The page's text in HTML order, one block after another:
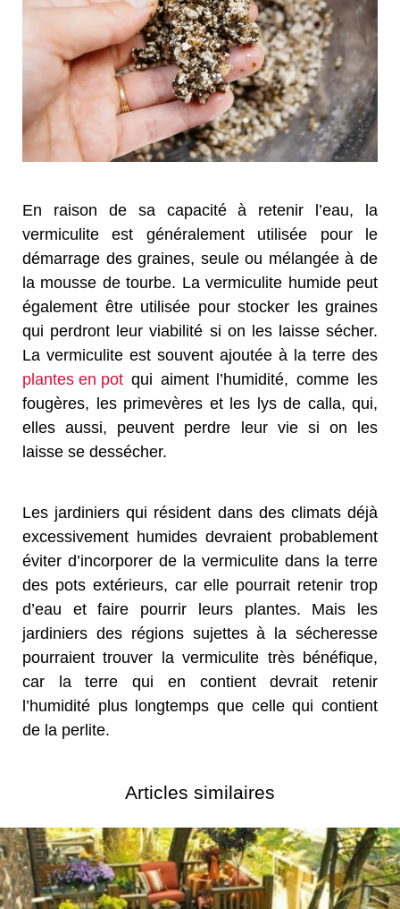
En raison de sa capacité à retenir l’eau, la
vermiculite est généralement utilisée pour le
démarrage des graines, seule ou mélangée à de
la mousse de tourbe. La vermiculite humide peut
également être utilisée pour stocker les graines
qui perdront leur viabilité si on les laisse sécher.
La vermiculite est souvent ajoutée à la terre des
plantes en pot qui aiment l’humidité, comme les
fougères, les primevères et les lys de calla, qui,
elles aussi, peuvent perdre leur vie si on les
laisse se dessécher.
Les jardiniers qui résident dans des climats déjà
excessivement humides devraient probablement
éviter d’incorporer de la vermiculite dans la terre
des pots extérieurs, car elle pourrait retenir trop
d’eau et faire pourrir leurs plantes. Mais les
jardiniers des régions sujettes à la sécheresse
pourraient trouver la vermiculite très bénéfique,
car la terre qui en contient devrait retenir
l’humidité plus longtemps que celle qui contient
de la perlite.
Articles similaires